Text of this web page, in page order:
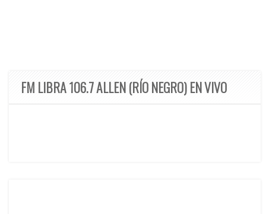
FM LIBRA 106.7 ALLEN (RÍO NEGRO) EN VIVO